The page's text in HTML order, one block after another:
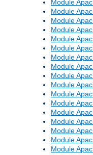
Module
Module
Module
Module
Module
Module
Module
Module
Module
Module
Module
Module
Module
Module
Module
Module
Module